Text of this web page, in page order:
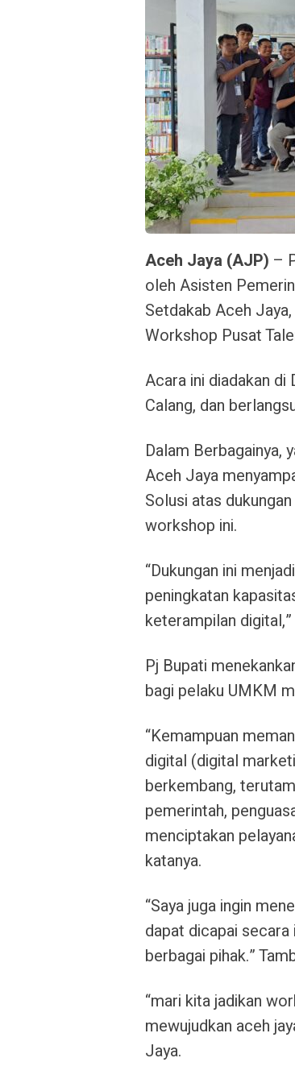
Aceh Jaya (AJP) –
oleh Asisten
Setdakab Aceh
Workshop Pusat
Acara ini diadakan di
Calang, dan
Dalam Berbagainya,
Aceh Jaya
Solusi atas
workshop ini.
“Dukungan ini
peningkatan
keterampilan digital,”
Pj Bupati
bagi pelaku UMKM
“Kemampuan
digital (digital
berkembang,
pemerintah,
menciptakan
katanya.
“Saya juga ingin
dapat dicapai
berbagai pihak.”
“mari kita jadikan
mewujudkan aceh
Jaya.